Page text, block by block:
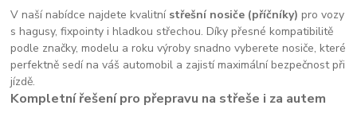
V naší nabídce najdete kvalitní střešní nosiče (příčníky) pro vozy
s hagusy, fixpointy i hladkou střechou. Díky přesné kompatibilitě
podle značky, modelu a roku výroby snadno vyberete nosiče, které
perfektně sedí na váš automobil a zajistí maximální bezpečnost při
jízdě.
Kompletní řešení pro přepravu na střeše i za autem